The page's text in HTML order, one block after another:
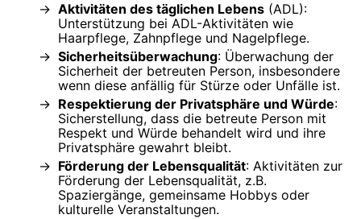
Aktivitäten des täglichen Lebens (ADL):
Unterstützung bei ADL-Aktivitäten wie
Haarpflege, Zahnpflege und Nagelpflege.
Sicherheitsüberwachung: Überwachung der
Sicherheit der betreuten Person, insbesondere
wenn diese anfällig für Stürze oder Unfälle ist.
Respektierung der Privatsphäre und Würde:
Sicherstellung, dass die betreute Person mit
Respekt und Würde behandelt wird und ihre
Privatsphäre gewahrt bleibt.
Förderung der Lebensqualität: Aktivitäten zur
Förderung der Lebensqualität, z.B.
Spaziergänge, gemeinsame Hobbys oder
kulturelle Veranstaltungen.